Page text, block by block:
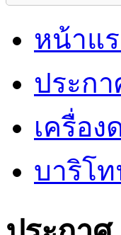
หน้าแ
ประก
เครื่อ
บาริโ